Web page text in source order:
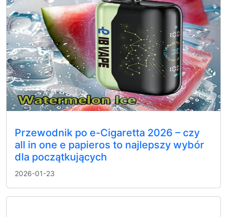
Przewodnik po e-Cigaretta 2026 – czy
all in one e papieros to najlepszy wybór
dla początkujących
2026-01-23